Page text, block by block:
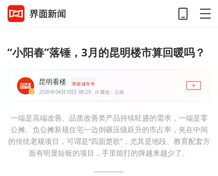
“小阳春”落锤，3月的昆明楼市算回暖吗？
昆明看楼 界面城市号
2026年04月10日 08:29 IP属地：云南
一端是高端改善、品质改善类产品持续旺盛的需求，一端是零
公摊、负公摊新规住宅一边倒碾压级跃升的市占率，夹在中间
的传统老规项目，可谓是“四面楚歌”，尤其是地段、教育配套方
面有明显短板的项目，手里能打的牌越来越少了。